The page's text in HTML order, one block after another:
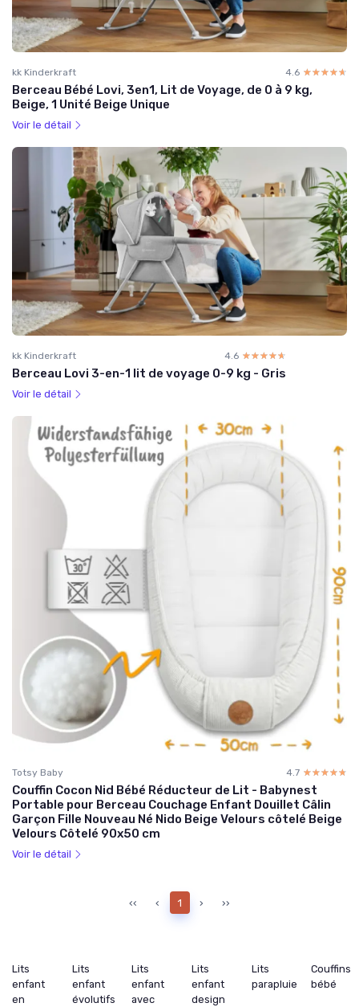
kk Kinderkraft 4.6 ☆☆☆☆☆
★★★★★
Berceau Bébé Lovi, 3en1, Lit de Voyage, de 0 à 9 kg,
Beige, 1 Unité Beige Unique
Voir le détail
kk Kinderkraft 4.6 ☆☆☆☆☆
★★★★★
Berceau Lovi 3-en-1 lit de voyage 0-9 kg - Gris
Voir le détail
Totsy Baby 4.7 ☆☆☆☆☆
★★★★★
Couffin Cocon Nid Bébé Réducteur de Lit - Babynest
Portable pour Berceau Couchage Enfant Douillet Câlin
Garçon Fille Nouveau Né Nido Beige Velours côtelé Beige
Velours Côtelé 90x50 cm
Voir le détail
‹‹ ‹ 1 › ››
Lits
enfant
en
Lits
enfant
évolutifs
Lits
enfant
avec
Lits
enfant
design
Lits
parapluie
Couffins
bébé